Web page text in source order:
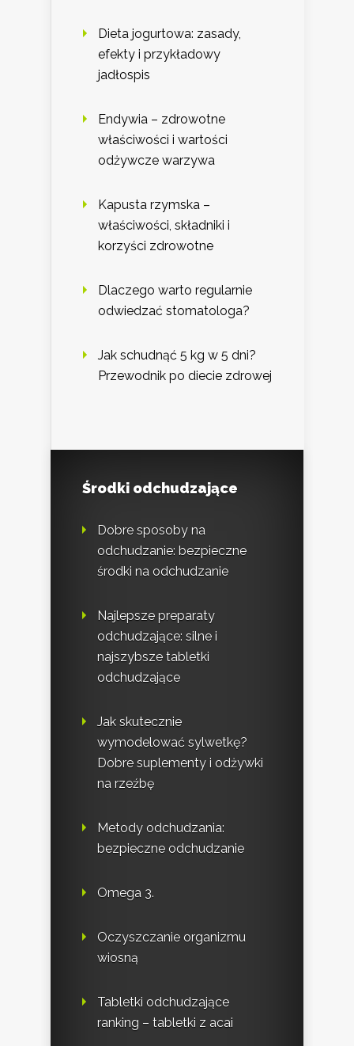
Dieta jogurtowa: zasady,
efekty i przykładowy
jadłospis
Endywia – zdrowotne
właściwości i wartości
odżywcze warzywa
Kapusta rzymska –
właściwości, składniki i
korzyści zdrowotne
Dlaczego warto regularnie
odwiedzać stomatologa?
Jak schudnąć 5 kg w 5 dni?
Przewodnik po diecie zdrowej
Środki odchudzające
Dobre sposoby na
odchudzanie: bezpieczne
środki na odchudzanie
Najlepsze preparaty
odchudzające: silne i
najszybsze tabletki
odchudzające
Jak skutecznie
wymodelować sylwetkę?
Dobre suplementy i odżywki
na rzeźbę
Metody odchudzania:
bezpieczne odchudzanie
Omega 3.
Oczyszczanie organizmu
wiosną
Tabletki odchudzające
ranking – tabletki z acai